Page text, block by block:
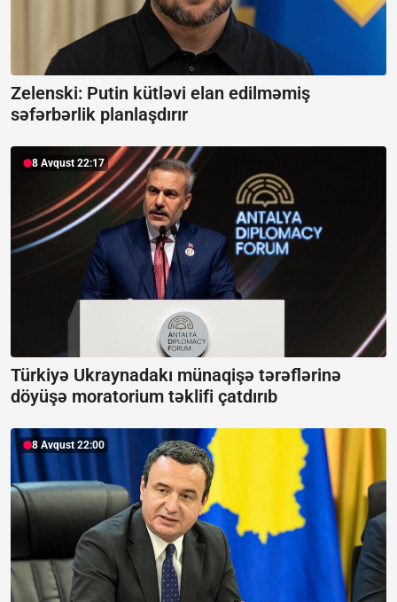
Zelenski: Putin kütləvi elan edilməmiş
səfərbərlik planlaşdırır
8 Avqust 22:17
Türkiyə Ukraynadakı münaqişə tərəflərinə
döyüşə moratorium təklifi çatdırıb
8 Avqust 22:00